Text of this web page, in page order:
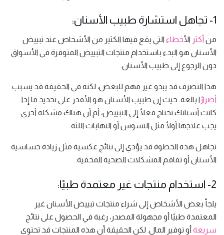
1- تجاهل استشارة طبيب الأسنان:
من أكثر الأخطاء التي يقع فيها الكثير من الأشخاص عند تبييض
الأسنان هو البدء باستخدام منتجات التبييض المتوفرة في الأسواق
دون الرجوع إلى طبيب الأسنان.
هذا التصرف قد يبدو غير مهم للبعض، لكنه في الحقيقة قد يسبب
أضرارًا بالغة. حيث إن طبيب الأسنان هو الأقدر على تحديد ما إذا
كانت أسنانك تحتاج فعلًا إلى التبييض، أم أن هناك مشكلة أخرى
يجب علاجها أولًا مثل التسوس أو التهابات اللثة.
تجاهل هذه الخطوة قد يؤدي إلى نتائج عكسية مثل زيادة حساسية
الأسنان أو تفاقم المشكلات الصحية المخفية.
2- استخدام منتجات غير معتمدة طبيًا:
يلجأ بعض الأشخاص إلى شراء منتجات تبييض الأسنان غير
المعتمدة طبيًا أو مجهولة المصدر، رغبة في الحصول على نتائج
سريعة أو توفير المال. لكن الحقيقة أن هذه المنتجات قد تحتوي